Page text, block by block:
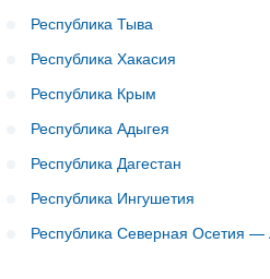
Республика Тыва
Республика Хакасия
Республика Крым
Республика Адыгея
Республика Дагестан
Республика Ингушетия
Республика Северная Осетия —